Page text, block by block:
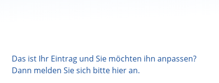
Das ist Ihr Eintrag und Sie möchten ihn anpassen?
Dann melden Sie sich bitte hieran.